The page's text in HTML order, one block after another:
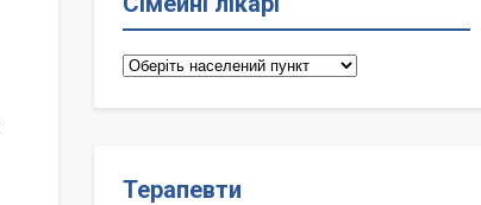
Сімейні
Терапевти